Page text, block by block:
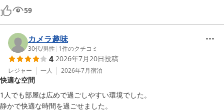
59
カメラ趣味
30代/男性 | 1件のクチコミ
4 2026年7月20日投稿
レジャー 一人 2026年7月宿泊
快適な空間
1人でも部屋は広めで過ごしやすい環境でした。
静かで快適な時間を過ごせました。